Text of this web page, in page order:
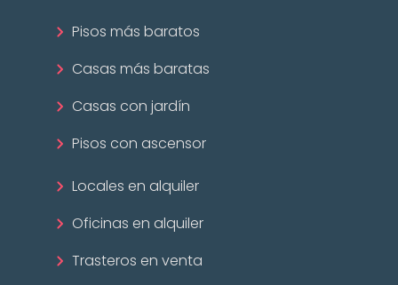
Pisos más baratos
Casas más baratas
Casas con jardín
Pisos con ascensor
Locales en alquiler
Oficinas en alquiler
Trasteros en venta